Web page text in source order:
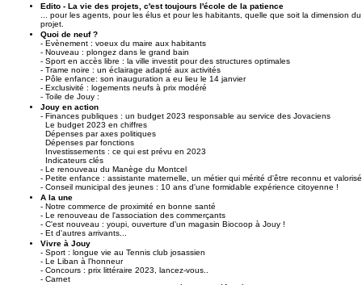
Edito - La vie des projets, c'est toujours l'école de la patience
... pour les agents, pour les élus et pour les habitants, quelle que soit la dimension du
projet.
Quoi de neuf ?
- Evènement : voeux du maire aux habitants
- Nouveau : plongez dans le grand bain
- Sport en accès libre : la ville investit pour des structures optimales
- Trame noire : un éclairage adapté aux activités
- Pôle enfance: son inauguration a eu lieu le 14 janvier
- Exclusivité : logements neufs à prix modéré
- Toile de Jouy :
Jouy en action
- Finances publiques : un budget 2023 responsable au service des Jovaciens
Le budget 2023 en chiffres
Dépenses par axes politiques
Dépenses par fonctions
Investissements : ce qui est prévu en 2023
Indicateurs clés
- Le renouveau du Manège du Montcel
- Petite enfance : assistante maternelle, un métier qui mérité d'être reconnu et valorisé
- Conseil municipal des jeunes : 10 ans d'une formidable expérience citoyenne !
A la une
- Notre commerce de proximité en bonne santé
- Le renouveau de l'association des commerçants
- C'est nouveau : youpi, ouverture d'un magasin Biocoop à Jouy !
- Et d'autres arrivants...
Vivre à Jouy
- Sport : longue vie au Tennis club josassien
- Le Liban à l'honneur
- Concours : prix littéraire 2023, lancez-vous..
- Carnet